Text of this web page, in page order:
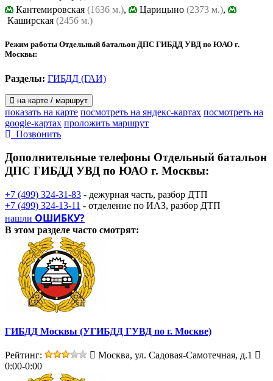
Кантемировская (1636 м.), Царицыно (2373 м.),
Каширская (2456 м.)
Режим работы Отдельный батальон ДПС ГИБДД УВД по ЮАО г.
Москвы:
Разделы: ГИБДД (ГАИ)
на карте / маршрут
показать на карте посмотреть на яндекс-картах посмотреть на
google-картах проложить маршрут
Позвонить
Дополнительные телефоны Отдельный батальон
ДПС ГИБДД УВД по ЮАО г. Москвы:
+7 (499) 324-31-83 - дежурная часть, разбор ДТП
+7 (499) 324-13-11 - отделение по ИАЗ, разбор ДТП
нашли ОШИБКУ?
В этом разделе часто смотрят:
ГИБДД Москвы (УГИБДД ГУВД по г. Москве)
Рейтинг:
Москва, ул. Садовая-Самотечная, д.1
0:00-0:00